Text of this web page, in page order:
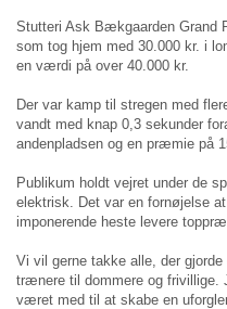
Stutteri Ask Bækgaarden Grand
som tog hjem med 30.000 kr. i
en værdi på over 40.000 kr.
Der var kamp til stregen med
vandt med knap 0,3 sekunder
andenpladsen og en præmie på
Publikum holdt vejret under de
elektrisk. Det var en fornøjelse
imponerende heste levere
Vi vil gerne takke alle, der
trænere til dommere og frivillige.
været med til at skabe en